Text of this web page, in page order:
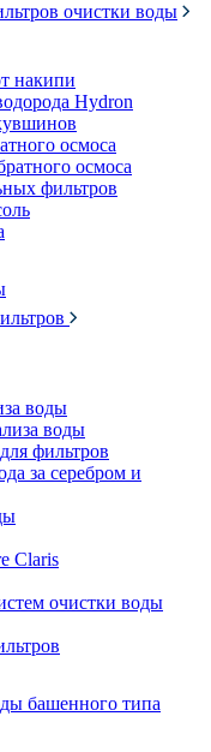
очистки воды
накипи
Hydron
осмоса
осмоса
фильтров
воды
воды
фильтров
за серебром и
Claris
очистки воды
башенного типа